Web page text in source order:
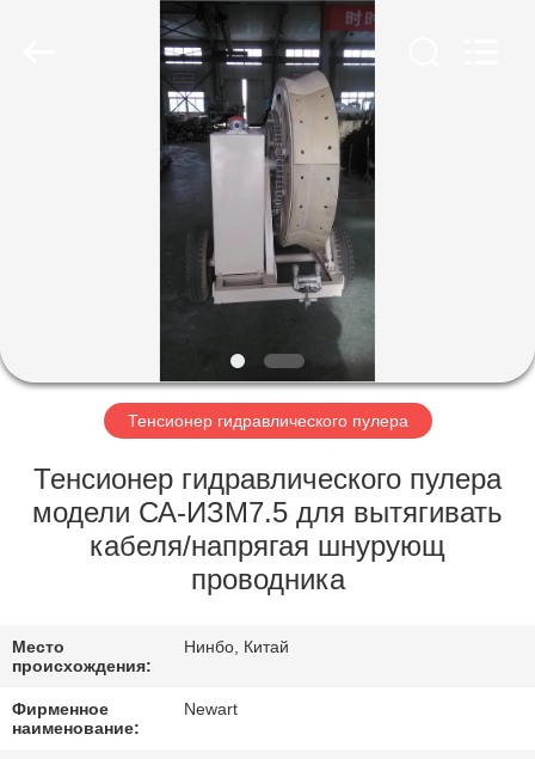
СТРАНИЦА
ПРОДУКТЫ
НАС
ФАБРИКА
КАЧЕСТВО
УПРАВЛЕНИЯ
СВЯЗАТЬСЯ
С
НАМИ
Тенсионер гидравлического пулера
Тенсионер гидравлического пулера
модели СА-ИЗМ7.5 для вытягивать
кабеля/напрягая шнурующ
проводника
Место
происхождения:
Нинбо, Китай
Фирменное
наименование:
Newart